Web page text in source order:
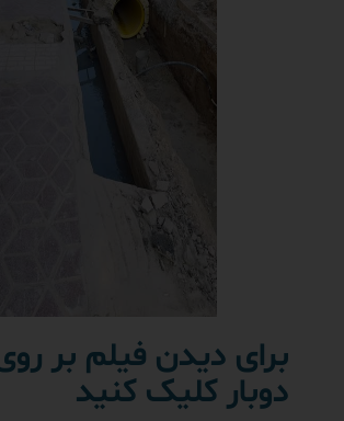
برای دیدن فیلم بر
دوبار کلیک کنید